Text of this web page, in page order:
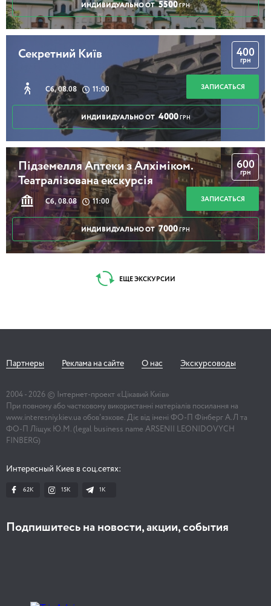
ИНДИВИДУАЛЬНО ОТ 5500 ГРН
Секретний Київ
Сб, 08.08 11:00
400
грн
ЗАПИСАТЬСЯ
ИНДИВИДУАЛЬНО ОТ 4000 ГРН
Підземелля Аптеки з Алхіміком.
Театралізована екскурсія
Сб, 08.08 11:00
600
грн
ЗАПИСАТЬСЯ
ИНДИВИДУАЛЬНО ОТ 7000 ГРН
ЕЩЕ ЭКСКУРСИИ
Партнеры Реклама на сайте О нас Экскурсоводы
2004 - 2026 © Інтернет-проект «Цікавий Київ»
При повному або частковому використанні матеріалів посилання на
www.interesniy.kiev.ua обов'язкове. Діє від імені ФО-П Фінберг А.Л та
ФО-П Ліщук Ю.М. (legal business name ARSENII LEONIDOVYCH
FINBERG)
Интересный Киев в соц.сетях:
62K 15K 1К
Подпишитесь на новости, акции, события